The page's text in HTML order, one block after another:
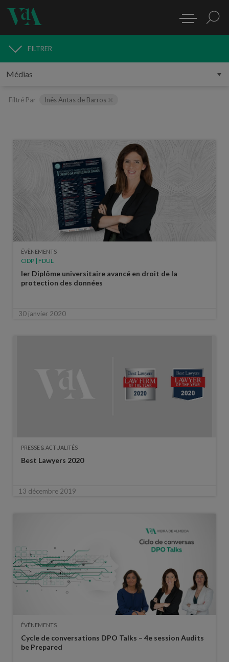
MÉDIAS
FILTRER
Filtré Par Inês Antas de Barros
ÉVÈNEMENTS
CIDP | FDUL
Ier Diplôme universitaire avancé en droit de la
protection des données
30 janvier 2020
PRESSE & ACTUALITÉS
Best Lawyers 2020
13 décembre 2019
ÉVÈNEMENTS
Cycle de conversations DPO Talks – 4e session Audits
be Prepared